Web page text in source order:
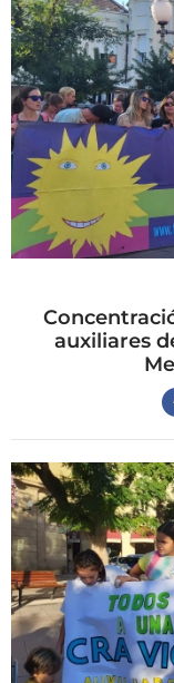
auxiliares